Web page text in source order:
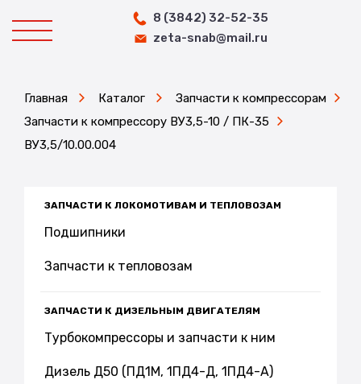
8 (3842) 32-52-35
zeta-snab@mail.ru
Главная Каталог
Запчасти к компрессорам
Запчасти к компрессору ВУ3,5-10 / ПК-35
ВУ3,5/10.00.004
ЗАПЧАСТИ К ЛОКОМОТИВАМ И ТЕПЛОВОЗАМ
Подшипники
Запчасти к тепловозам
ЗАПЧАСТИ К ДИЗЕЛЬНЫМ ДВИГАТЕЛЯМ
Турбокомпрессоры и запчасти к ним
Дизель Д50 (ПД1М, 1ПД4-Д, 1ПД4-А)